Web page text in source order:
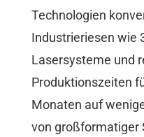
Technologien
Industrieriesen wie
Lasersysteme und
Produktionszeiten
Monaten auf
von großformatiger